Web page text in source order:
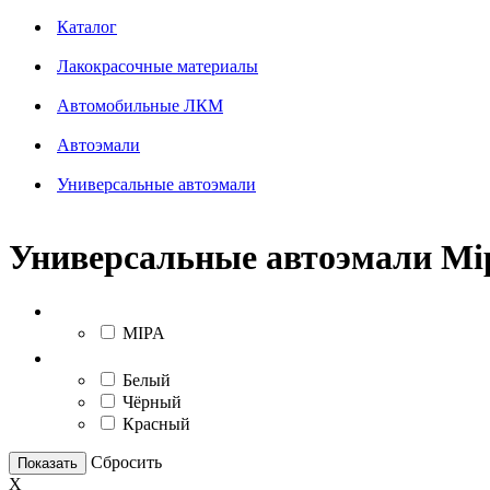
Каталог
Лакокрасочные материалы
Автомобильные ЛКМ
Автоэмали
Универсальные автоэмали
Универсальные автоэмали
MIPA
Белый
Чёрный
Красный
Показать
Сбросить
X